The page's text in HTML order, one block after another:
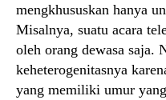
mengkhususkan hanya
Misalnya, suatu acara
oleh orang dewasa saja.
keheterogenitasnya
yang memiliki umur